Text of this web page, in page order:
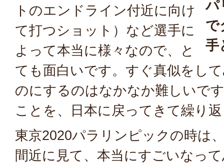
パ
で
手
トのエンドライン付近に向け
て打つショット）など選手に
よって本当に様々なので、と
ても面白いです。すぐ真似をし
のにするのはなかなか難しいで
ことを、日本に戻ってきて繰り
東京2020パラリンピックの時は
間近に見て、本当にすごいなっ